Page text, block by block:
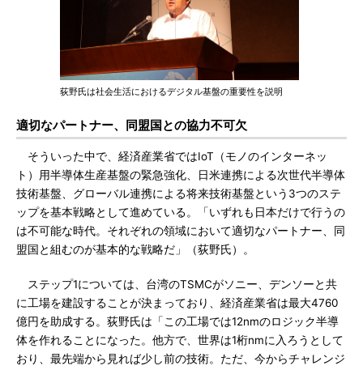
荻野氏は社会生活におけるデジタル基盤の重要性を説明
適切なパートナー、同盟国との協力不可欠
そういった中で、経済産業省ではIoT（モノのインターネッ
ト）用半導体生産基盤の緊急強化、日米連携による次世代半導体
技術基盤、グローバル連携による将来技術基盤という3つのステ
ップを基本戦略として進めている。「いずれも日本だけで行うの
は不可能な時代。それぞれの領域において適切なパートナー、同
盟国と組むのが基本的な戦略だ」（荻野氏）。
ステップ1については、台湾のTSMCがソニー、デンソーと共
に工場を建設することが決まっており、経済産業省は最大4760
億円を助成する。荻野氏は「この工場では12nmのロジック半導
体を作れることになった。他方で、世界は1桁nmに入ろうとして
おり、最先端から見れば少し前の技術。ただ、今からチャレンジ